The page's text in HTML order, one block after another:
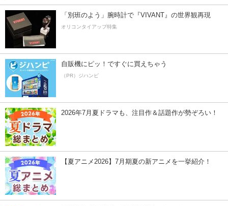
「別班のよう」腕時計で『VIVANT』の世界観再現
オリコンタイアップ特集
自販機にピッ！ですぐに買えちゃう
（PR）ジハンピ
2026年7月夏ドラマも、注目作＆話題作が勢ぞろい！
【夏アニメ2026】7月期夏の新アニメを一挙紹介！